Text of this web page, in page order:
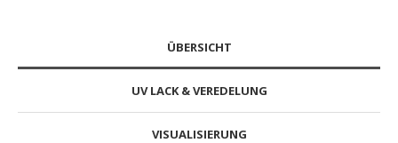
ÜBERSICHT
UV LACK & VEREDELUNG
VISUALISIERUNG